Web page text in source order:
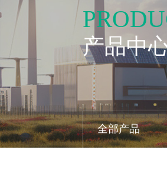
企业介绍
企业文化
发展历程
荣誉资质
新闻资讯
塑料
剩
户内
产品中
全部产品